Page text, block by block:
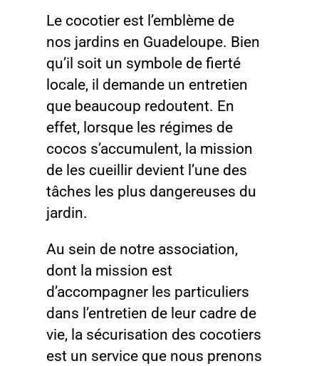
Le cocotier est l’emblème de
nos jardins en Guadeloupe. Bien
qu’il soit un symbole de fierté
locale, il demande un entretien
que beaucoup redoutent. En
effet, lorsque les régimes de
cocos s’accumulent, la mission
de les cueillir devient l’une des
tâches les plus dangereuses du
jardin.
Au sein de notre association,
dont la mission est
d’accompagner les particuliers
dans l’entretien de leur cadre de
vie, la sécurisation des cocotiers
est un service que nous prenons